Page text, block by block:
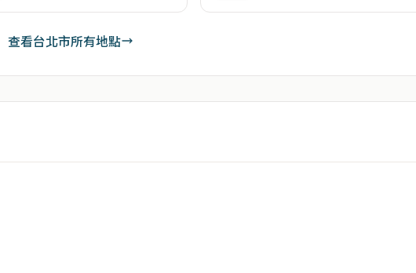
查看台北市所有地點